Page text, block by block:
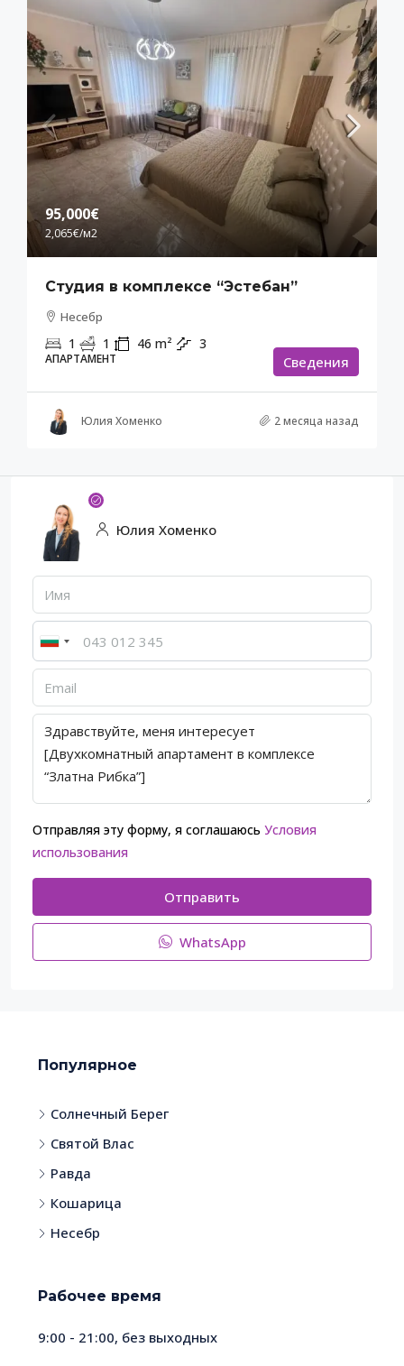
95,000€
2,065€/м2
Студия в комплексе “Эстебан”
Несебр
1 1 46 m² 3
АПАРТАМЕНТ Cведения
Юлия Хоменко 2 месяца назад
Юлия Хоменко
Отправляя эту форму, я соглашаюсь Условия
использования
Отправить
WhatsApp
Популярное
Солнечный Берег
Святой Влас
Равда
Кошарица
Несебр
Рабочее время
9:00 - 21:00, без выходных